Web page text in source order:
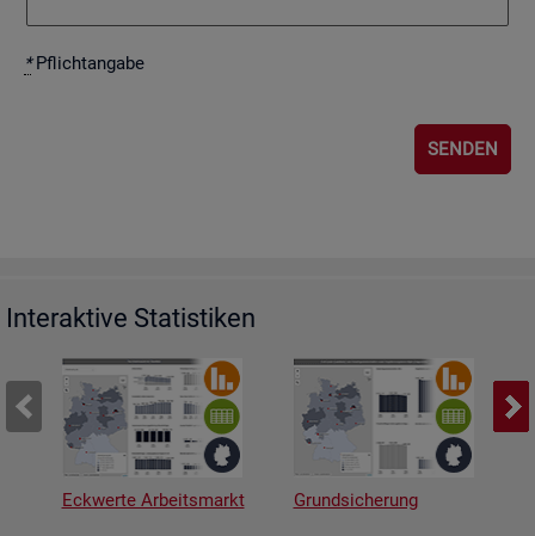
*Pflicht­an­ga­be
Interaktive Statistiken
Eckwerte Arbeitsmarkt Grundsicherung